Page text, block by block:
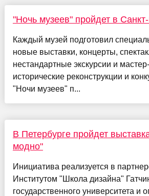
"Ночь музеев" пройдет в
Каждый музей подготовил
новые выставки, концерты,
нестандартные экскурсии и
исторические реконструкции и
"Ночи музеев" п...
В Петербурге пройдет
модно"
Инициатива реализуется в
Институтом "Школа дизайна"
государственного университета и